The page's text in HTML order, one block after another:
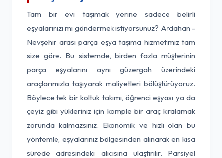
Tam bir evi taşımak yerine sadece belirli
eşyalarınızı mı göndermek istiyorsunuz? Ardahan -
Nevşehir arası parça eşya taşıma hizmetimiz tam
size göre. Bu sistemde, birden fazla müşterinin
parça eşyalarını aynı güzergah üzerindeki
araçlarımızla taşıyarak maliyetleri bölüştürüyoruz.
Böylece tek bir koltuk takımı, öğrenci eşyası ya da
çeyiz gibi yükleriniz için komple bir araç kiralamak
zorunda kalmazsınız. Ekonomik ve hızlı olan bu
yöntemle, eşyalarınız bölgesinden alınarak en kısa
sürede adresindeki alıcısına ulaştırılır. Parsiyel